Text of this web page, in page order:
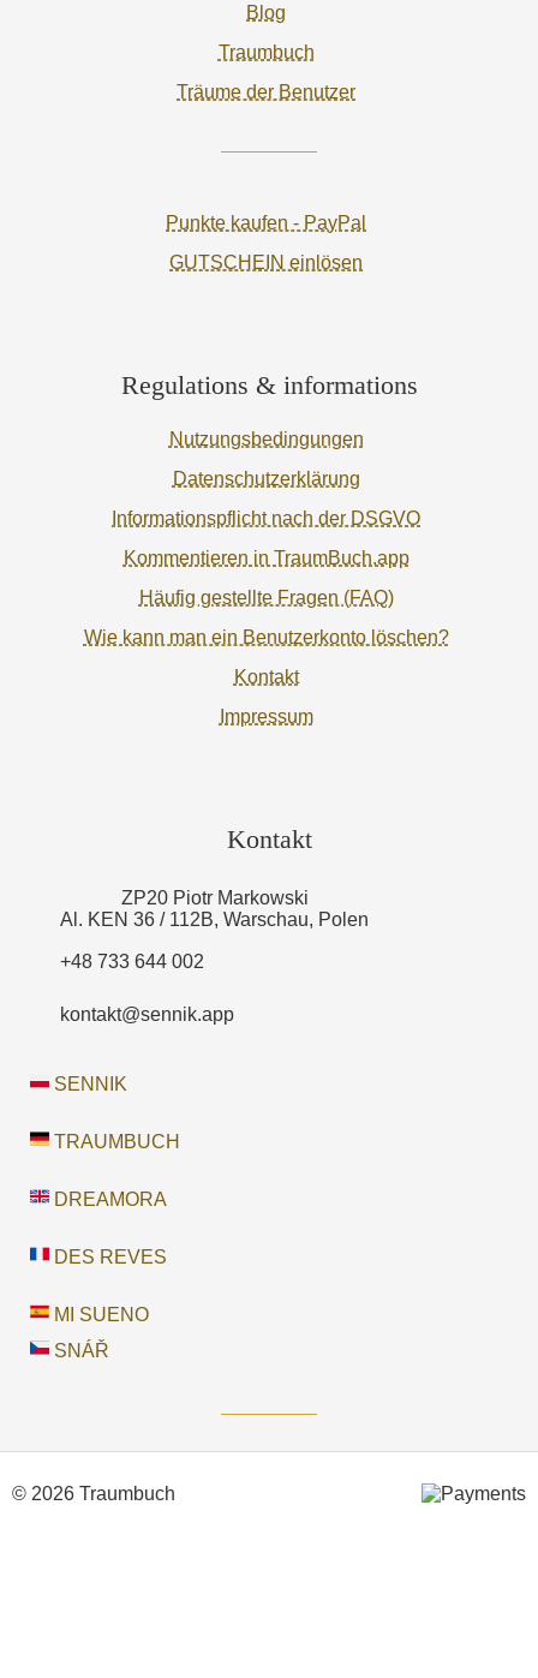
Blog
Traumbuch
Träume der Benutzer
Punkte kaufen - PayPal
GUTSCHEIN einlösen
Regulations & informations
Nutzungsbedingungen
Datenschutzerklärung
Informationspflicht nach der DSGVO
Kommentieren in TraumBuch.app
Häufig gestellte Fragen (FAQ)
Wie kann man ein Benutzerkonto löschen?
Kontakt
Impressum
Kontakt
ZP20 Piotr Markowski
Al. KEN 36 / 112B, Warschau, Polen
+48 733 644 002
kontakt@sennik.app
SENNIK
TRAUMBUCH
DREAMORA
DES REVES
MI SUENO
SNÁŘ
© 2026 Traumbuch